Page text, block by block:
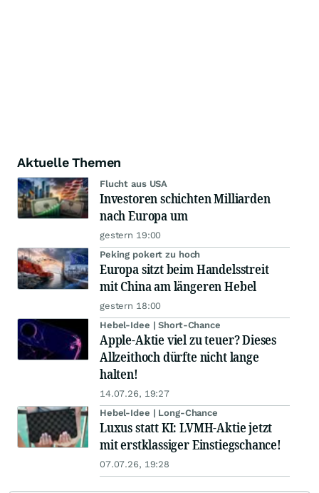
Aktuelle Themen
Flucht aus USA
Investoren schichten Milliarden
nach Europa um
gestern 19:00
Peking pokert zu hoch
Europa sitzt beim Handelsstreit
mit China am längeren Hebel
gestern 18:00
Hebel-Idee | Short-Chance
Apple-Aktie viel zu teuer? Dieses
Allzeithoch dürfte nicht lange
halten!
14.07.26, 19:27
Hebel-Idee | Long-Chance
Luxus statt KI: LVMH-Aktie jetzt
mit erstklassiger Einstiegschance!
07.07.26, 19:28